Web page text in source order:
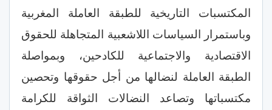
المكتسبات التاريخية للطبقة العاملة المغربية
وباستمرار السياسات اللاشعبية المتجاهلة للحقوق
الاقتصادية والاجتماعية للكادحين، وبمواصلة
الطبقة العاملة لنضالها من أجل حقوقها وتحصين
مكتسباتها وتصاعد النضالات الثواقة للكرامة